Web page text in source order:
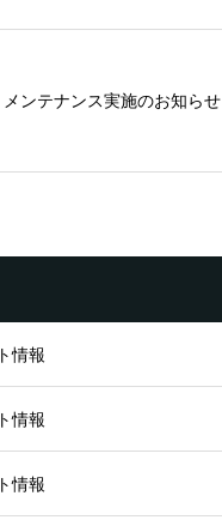
メンテナンス実施のお知らせ
情報
情報
情報